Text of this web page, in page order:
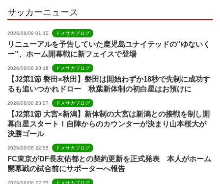
サッカーニュース
2026/08/09 01:42 ドメサカブログ
リニューアルを予告していた鹿児島ユナイテッドの“ゆないく
ー”、ホーム開幕戦に新フェイスで登場
2026/08/08 23:16 ドメサカブログ
【J2第1節 磐田×秋田】磐田は開始わずか18秒で先制に成功す
るも追いつかれドロー 秋葉新体制の初白星はお預けに
2026/08/08 23:07 ドメサカブログ
【J2第1節 大宮×新潟】新体制の大宮は新潟との接戦を制し開
幕白星スタート！自陣からのカウンターが決まり山本桜大が
決勝ゴール
2026/08/08 22:55 ドメサカブログ
FC東京がDF長友佑都との契約更新を正式発表 本人がホーム
開幕戦の試合前にサポーターへ報告
2026/08/08 22:35 ドメサカブログ